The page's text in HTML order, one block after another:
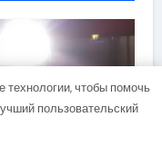
технологии, чтобы помочь
пользовательский